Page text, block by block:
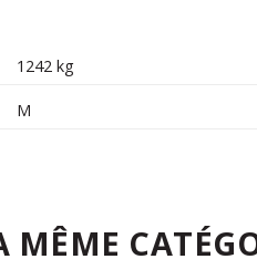
1242 kg
M
MÊME